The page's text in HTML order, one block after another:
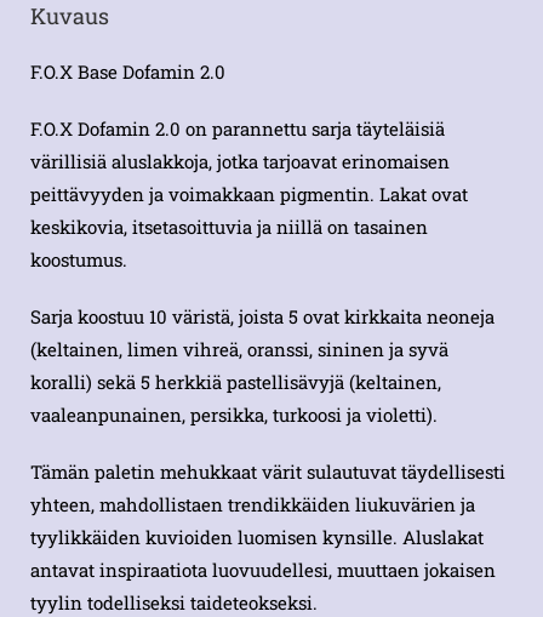
Kuvaus
F.O.X Base Dofamin 2.0
F.O.X Dofamin 2.0 on parannettu sarja täyteläisiä
värillisiä aluslakkoja, jotka tarjoavat erinomaisen
peittävyyden ja voimakkaan pigmentin. Lakat ovat
keskikovia, itsetasoittuvia ja niillä on tasainen
koostumus.
Sarja koostuu 10 väristä, joista 5 ovat kirkkaita neoneja
(keltainen, limen vihreä, oranssi, sininen ja syvä
koralli) sekä 5 herkkiä pastellisävyjä (keltainen,
vaaleanpunainen, persikka, turkoosi ja violetti).
Tämän paletin mehukkaat värit sulautuvat täydellisesti
yhteen, mahdollistaen trendikkäiden liukuvärien ja
tyylikkäiden kuvioiden luomisen kynsille. Aluslakat
antavat inspiraatiota luovuudellesi, muuttaen jokaisen
tyylin todelliseksi taideteokseksi.